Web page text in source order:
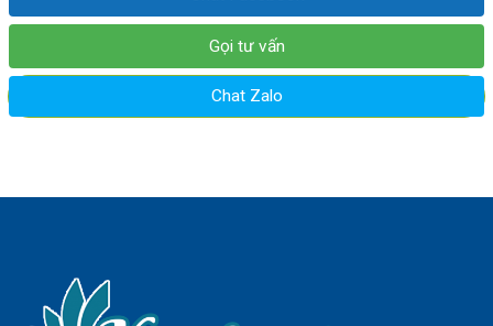
Gọi tư vấn
Chat Zalo